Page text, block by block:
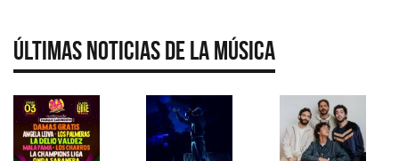
Últimas Noticias de la Música